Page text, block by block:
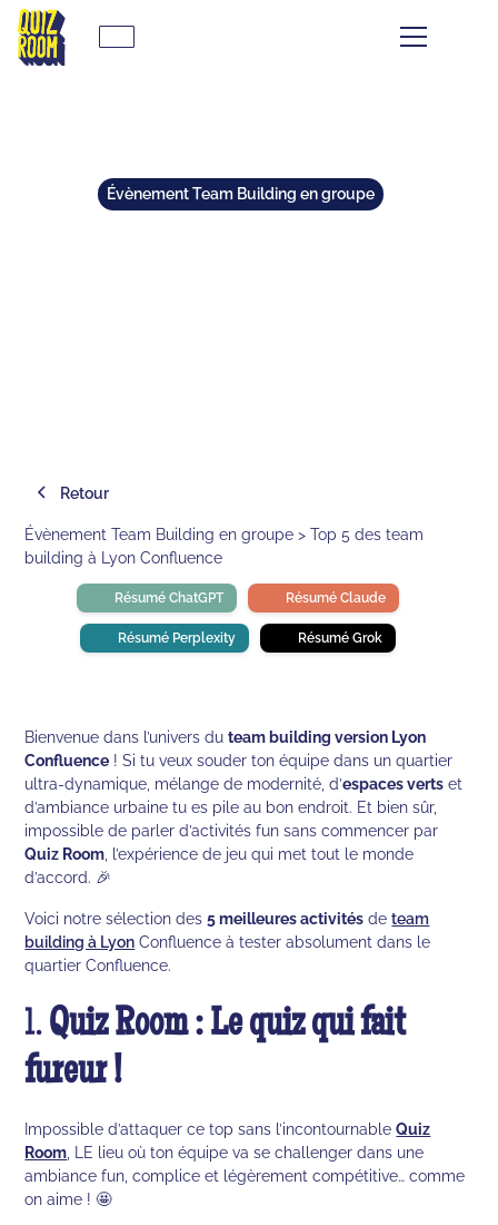
Évènement Team Building en groupe
Retour
Évènement Team Building en groupe > Top 5 des team
building à Lyon Confluence
Résumé ChatGPT Résumé Claude
Résumé Perplexity Résumé Grok
Bienvenue dans l’univers duteam building version Lyon
Confluence ! Si tu veux souder ton équipe dans un quartier
ultra‑dynamique, mélange de modernité, d’espaces verts et
d’ambiance urbaine tu es pile au bon endroit. Et bien sûr,
impossible de parler d’activités fun sans commencer par
Quiz Room , l’expérience de jeu qui met tout le monde
d’accord. 🎉
Voici notre sélection des5 meilleures activités deteam
building à Lyon Confluence à tester absolument dans le
quartier Confluence.
1.Quiz Room : Le quiz qui fait
fureur !
Impossible d’attaquer ce top sans l’incontournableQuiz
Room , LE lieu où ton équipe va se challenger dans une
ambiance fun, complice et légèrement compétitive… comme
on aime ! 🤩